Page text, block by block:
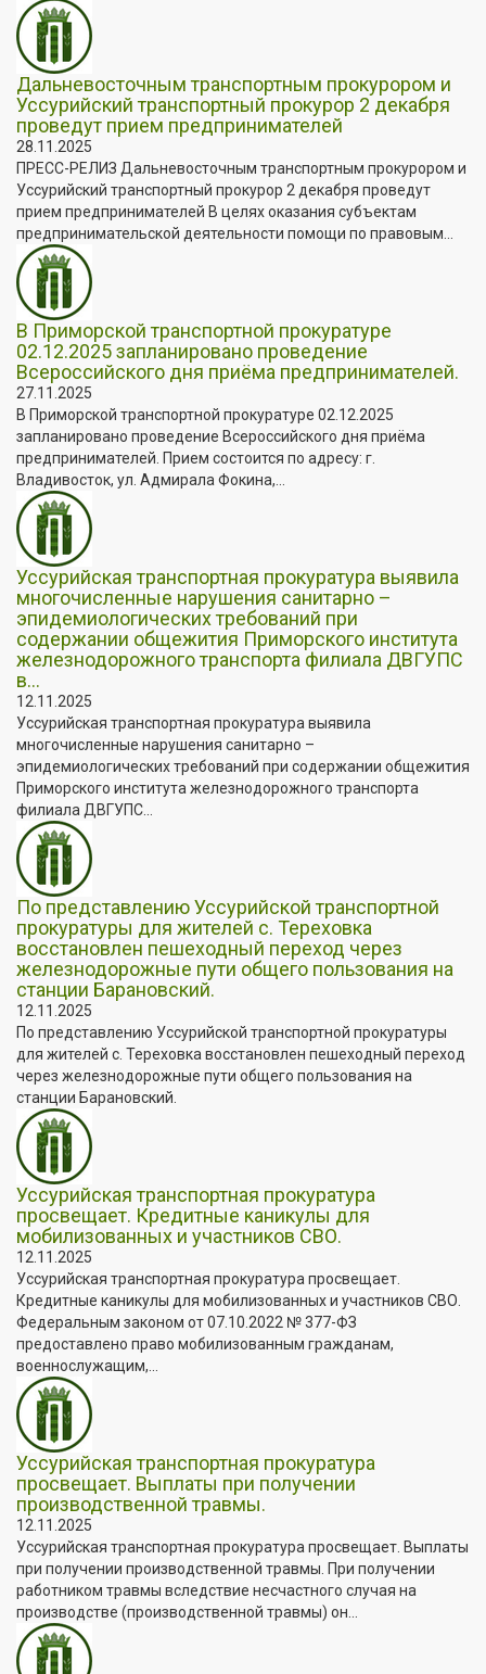
Дальневосточным транспортным прокурором и
Уссурийский транспортный прокурор 2 декабря
проведут прием предпринимателей
28.11.2025
ПРЕСС-РЕЛИЗ Дальневосточным транспортным прокурором и
Уссурийский транспортный прокурор 2 декабря проведут
прием предпринимателей В целях оказания субъектам
предпринимательской деятельности помощи по правовым...
В Приморской транспортной прокуратуре
02.12.2025 запланировано проведение
Всероссийского дня приёма предпринимателей.
27.11.2025
В Приморской транспортной прокуратуре 02.12.2025
запланировано проведение Всероссийского дня приёма
предпринимателей. Прием состоится по адресу: г.
Владивосток, ул. Адмирала Фокина,...
Уссурийская транспортная прокуратура выявила
многочисленные нарушения санитарно –
эпидемиологических требований при
содержании общежития Приморского института
железнодорожного транспорта филиала ДВГУПС
в...
12.11.2025
Уссурийская транспортная прокуратура выявила
многочисленные нарушения санитарно –
эпидемиологических требований при содержании общежития
Приморского института железнодорожного транспорта
филиала ДВГУПС...
По представлению Уссурийской транспортной
прокуратуры для жителей с. Тереховка
восстановлен пешеходный переход через
железнодорожные пути общего пользования на
станции Барановский.
12.11.2025
По представлению Уссурийской транспортной прокуратуры
для жителей с. Тереховка восстановлен пешеходный переход
через железнодорожные пути общего пользования на
станции Барановский.
Уссурийская транспортная прокуратура
просвещает. Кредитные каникулы для
мобилизованных и участников СВО.
12.11.2025
Уссурийская транспортная прокуратура просвещает.
Кредитные каникулы для мобилизованных и участников СВО.
Федеральным законом от 07.10.2022 № 377-ФЗ
предоставлено право мобилизованным гражданам,
военнослужащим,...
Уссурийская транспортная прокуратура
просвещает. Выплаты при получении
производственной травмы.
12.11.2025
Уссурийская транспортная прокуратура просвещает. Выплаты
при получении производственной травмы. При получении
работником травмы вследствие несчастного случая на
производстве (производственной травмы) он...